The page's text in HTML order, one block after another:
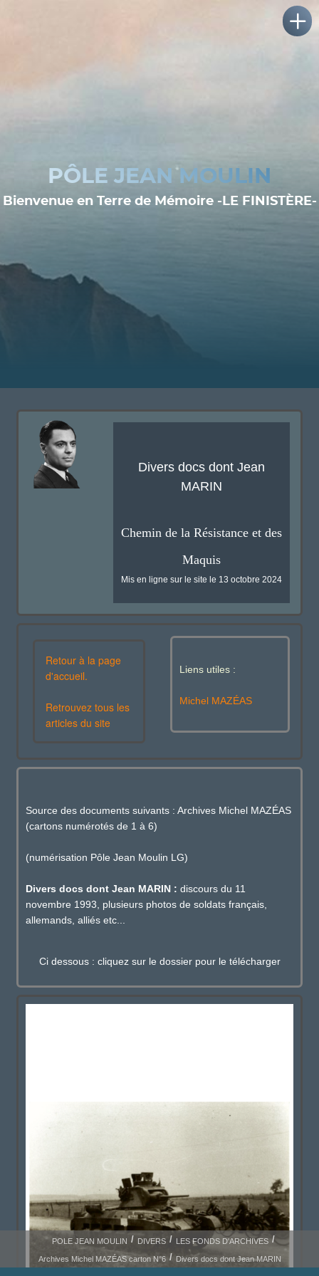
PÔLE JEAN MOULIN
Bienvenue en Terre de Mémoire -LE FINISTÈRE-
Divers docs dont Jean
MARIN
Chemin de la Résistance et des
Maquis
Mis en ligne sur le site le 13 octobre 2024
Retour à la page
d'accueil.
Retrouvez tous les
articles du site
Liens utiles :
Michel MAZÉAS
Source des documents suivants : Archives Michel MAZÉAS
(cartons numérotés de 1 à 6)
(numérisation Pôle Jean Moulin LG)
Divers docs dont Jean MARIN : discours du 11
novembre 1993, plusieurs photos de soldats français,
allemands, alliés etc...
Ci dessous : cliquez sur le dossier pour le télécharger
POLE JEAN MOULIN DIVERS LES FONDS D'ARCHIVES
Archives Michel MAZÉAS carton N°6 Divers docs dont Jean MARIN